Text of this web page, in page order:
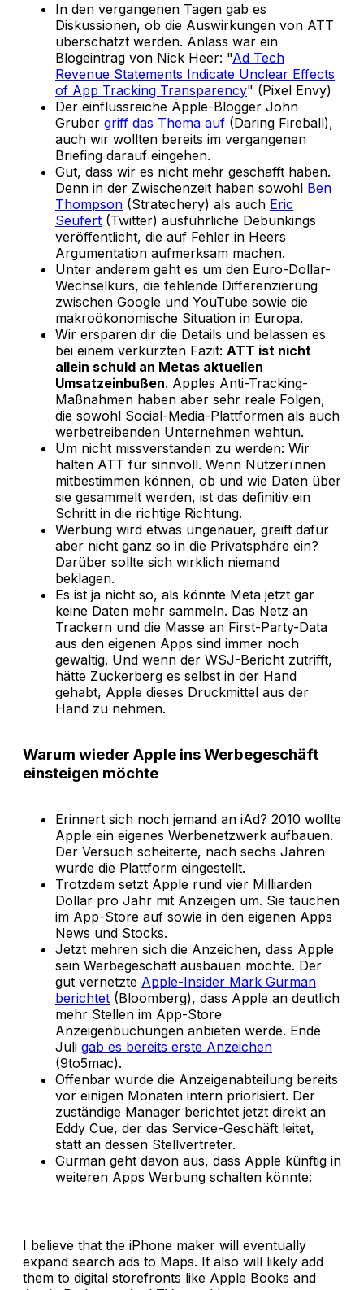
In den vergangenen Tagen gab es
Diskussionen, ob die Auswirkungen von ATT
überschätzt werden. Anlass war ein
Blogeintrag von Nick Heer: "Ad Tech
Revenue Statements Indicate Unclear Effects
of App Tracking Transparency" (Pixel Envy)
Der einflussreiche Apple-Blogger John
Gruber griff das Thema auf (Daring Fireball),
auch wir wollten bereits im vergangenen
Briefing darauf eingehen.
Gut, dass wir es nicht mehr geschafft haben.
Denn in der Zwischenzeit haben sowohl Ben
Thompson (Stratechery) als auch Eric
Seufert (Twitter) ausführliche Debunkings
veröffentlicht, die auf Fehler in Heers
Argumentation aufmerksam machen.
Unter anderem geht es um den Euro-Dollar-
Wechselkurs, die fehlende Differenzierung
zwischen Google und YouTube sowie die
makroökonomische Situation in Europa.
Wir ersparen dir die Details und belassen es
bei einem verkürzten Fazit: ATT ist nicht
allein schuld an Metas aktuellen
Umsatzeinbußen. Apples Anti-Tracking-
Maßnahmen haben aber sehr reale Folgen,
die sowohl Social-Media-Plattformen als auch
werbetreibenden Unternehmen wehtun.
Um nicht missverstanden zu werden: Wir
halten ATT für sinnvoll. Wenn Nutzerïnnen
mitbestimmen können, ob und wie Daten über
sie gesammelt werden, ist das definitiv ein
Schritt in die richtige Richtung.
Werbung wird etwas ungenauer, greift dafür
aber nicht ganz so in die Privatsphäre ein?
Darüber sollte sich wirklich niemand
beklagen.
Es ist ja nicht so, als könnte Meta jetzt gar
keine Daten mehr sammeln. Das Netz an
Trackern und die Masse an First-Party-Data
aus den eigenen Apps sind immer noch
gewaltig. Und wenn der WSJ-Bericht zutrifft,
hätte Zuckerberg es selbst in der Hand
gehabt, Apple dieses Druckmittel aus der
Hand zu nehmen.
Warum wieder Apple ins Werbegeschäft
einsteigen möchte
Erinnert sich noch jemand an iAd? 2010 wollte
Apple ein eigenes Werbenetzwerk aufbauen.
Der Versuch scheiterte, nach sechs Jahren
wurde die Plattform eingestellt.
Trotzdem setzt Apple rund vier Milliarden
Dollar pro Jahr mit Anzeigen um. Sie tauchen
im App-Store auf sowie in den eigenen Apps
News und Stocks.
Jetzt mehren sich die Anzeichen, dass Apple
sein Werbegeschäft ausbauen möchte. Der
gut vernetzte Apple-Insider Mark Gurman
berichtet (Bloomberg), dass Apple an deutlich
mehr Stellen im App-Store
Anzeigenbuchungen anbieten werde. Ende
Juli gab es bereits erste Anzeichen
(9to5mac).
Offenbar wurde die Anzeigenabteilung bereits
vor einigen Monaten intern priorisiert. Der
zuständige Manager berichtet jetzt direkt an
Eddy Cue, der das Service-Geschäft leitet,
statt an dessen Stellvertreter.
Gurman geht davon aus, dass Apple künftig in
weiteren Apps Werbung schalten könnte:
I believe that the iPhone maker will eventually
expand search ads to Maps. It also will likely add
them to digital storefronts like Apple Books and